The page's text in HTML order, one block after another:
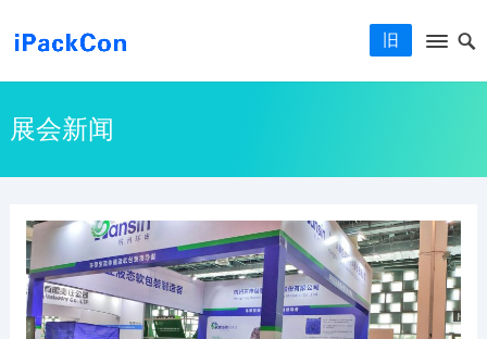
旧
展会新闻